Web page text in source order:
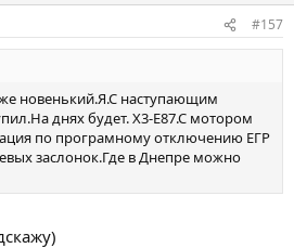
#157
новенький.Я.С наступающим
днях будет. Х3-Е87.С мотором
по програмному отключению ЕГР
заслонок.Где в Днепре можно